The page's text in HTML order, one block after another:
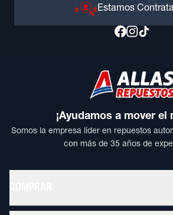
Estamos
¡Ayudamos a mover el
Somos la empresa líder en repuestos
con más de 35 años de